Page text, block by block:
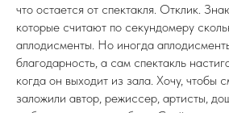
что остается от спектакля. Отклик.
которые считают по секундомеру
аплодисменты. Но иногда
благодарность, а сам спектакль
когда он выходит из зала. Хочу, чтобы
заложили автор, режиссер, артисты,